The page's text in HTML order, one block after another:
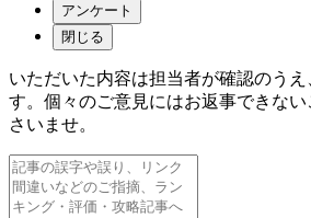
アンケート
閉じる
いただいた内容は担当者が確認のうえ
す。個々のご意見にはお返事できな
さいませ。